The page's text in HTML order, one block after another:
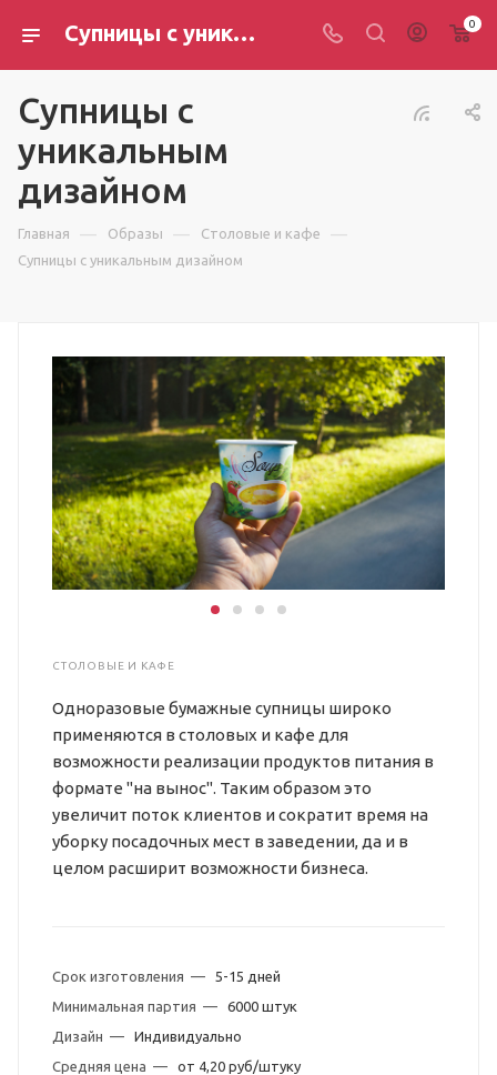
Супницы с уникальным дизайном 0
Супницы с
уникальным
дизайном
Главная — Образы — Столовые и кафе —
Супницы с уникальным дизайном
СТОЛОВЫЕ И КАФЕ
Одноразовые бумажные супницы широко
применяются в столовых и кафе для
возможности реализации продуктов питания в
формате "на вынос". Таким образом это
увеличит поток клиентов и сократит время на
уборку посадочных мест в заведении, да и в
целом расширит возможности бизнеса.
Срок изготовления —
5-15 дней
Минимальная партия —
6000 штук
Дизайн —
Индивидуально
Средняя цена — от 4,20 руб/штуку